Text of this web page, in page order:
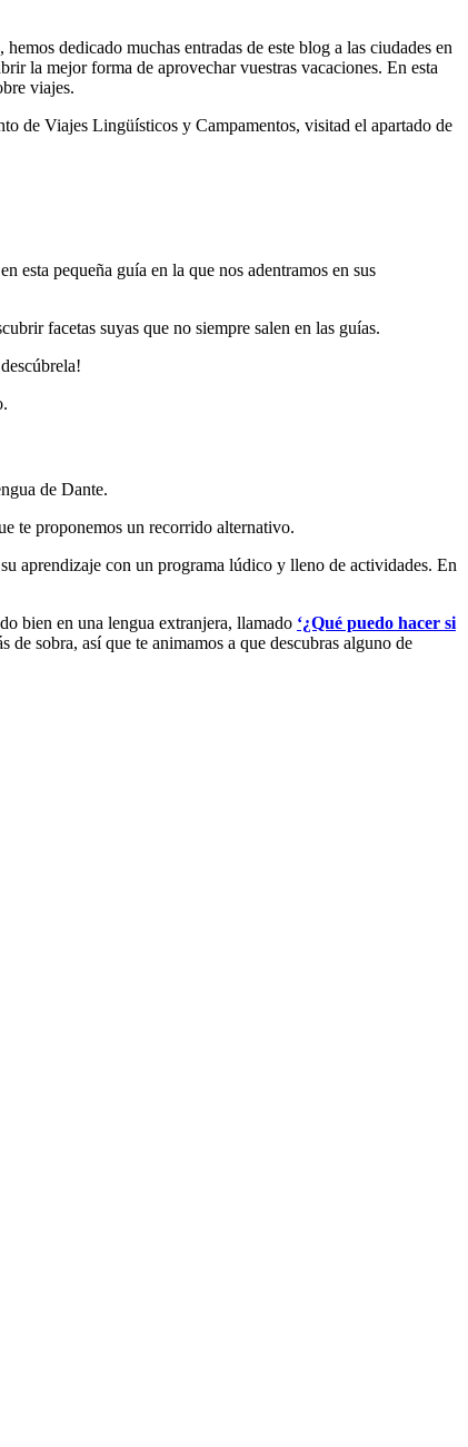
dedicado muchas entradas de este blog a las ciudades en
la mejor forma de aprovechar vuestras vacaciones. En esta
viajes.
de Viajes Lingüísticos y Campamentos, visitad el apartado de
esta pequeña guía en la que nos adentramos en sus
facetas suyas que no siempre salen en las guías.
de Dante.
te proponemos un recorrido alternativo.
aprendizaje con un programa lúdico y lleno de actividades. En
bien en una lengua extranjera, llamado ‘¿Qué puedo hacer si
de sobra, así que te animamos a que descubras alguno de